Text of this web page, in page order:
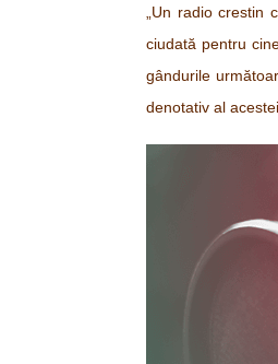
„Un radio crestin
ciudată pentru
gândurile
denotativ al